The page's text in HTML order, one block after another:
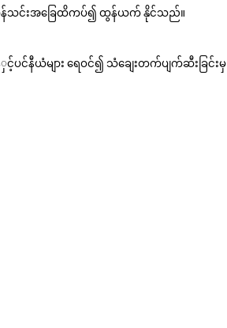
သင်းအခြေထိကပ်၍ ထွန်ယက် နိုင်သည်။
ှင့်ပင်နီယံများ ရေဝင်၍ သံချေးတက်ပျက်ဆီးခြင်းမှ